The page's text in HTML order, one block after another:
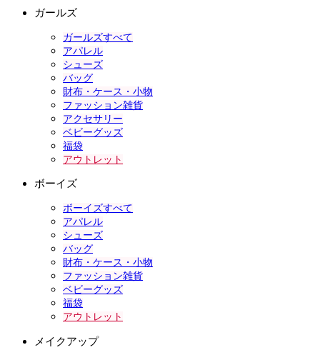
ガールズ
ガールズすべて
アパレル
シューズ
バッグ
財布・ケース・小物
ファッション雑貨
アクセサリー
ベビーグッズ
福袋
アウトレット
ボーイズ
ボーイズすべて
アパレル
シューズ
バッグ
財布・ケース・小物
ファッション雑貨
ベビーグッズ
福袋
アウトレット
メイクアップ